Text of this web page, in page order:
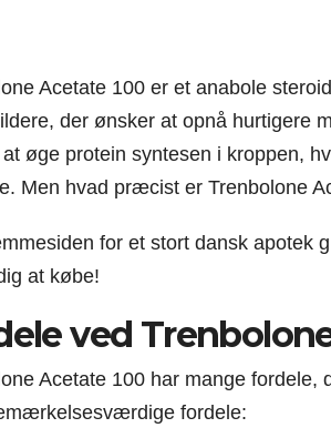
Acetate 100 er et anabole
der ønsker at opnå hurtigere
øge protein syntesen i kroppen,
Men hvad præcist er Trenbolone
for et stort dansk apotek
at købe!
ved
Acetate 100 har mange
fordele: